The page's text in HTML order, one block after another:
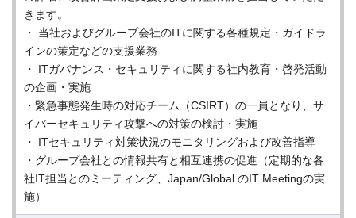
きます。
・ 当社およびグループ会社のITに関する各種規定・ガイドラ
インの策定などの支援業務
・ ITガバナンス・セキュリティに関する社内教育・啓発活動
の企画・実施
・緊急事態発生時の対応チーム（CSIRT）の一員となり、サ
イバーセキュリティ攻撃への対策の検討・実施
・ ITセキュリティ対策状況のモニタリングおよび改善指導
・グループ会社との情報共有と相互連携の促進（定期的な各
社IT担当とのミーティング、Japan/Global のIT Meetingの実
施）